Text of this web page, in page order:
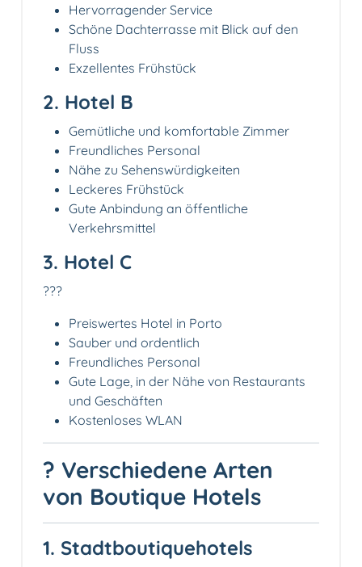
Hervorragender Service
Schöne Dachterrasse mit Blick auf den
Fluss
Exzellentes Frühstück
2. Hotel B
Gemütliche und komfortable Zimmer
Freundliches Personal
Nähe zu Sehenswürdigkeiten
Leckeres Frühstück
Gute Anbindung an öffentliche
Verkehrsmittel
3. Hotel C
???
Preiswertes Hotel in Porto
Sauber und ordentlich
Freundliches Personal
Gute Lage, in der Nähe von Restaurants
und Geschäften
Kostenloses WLAN
? Verschiedene Arten
von Boutique Hotels
1. Stadtboutiquehotels